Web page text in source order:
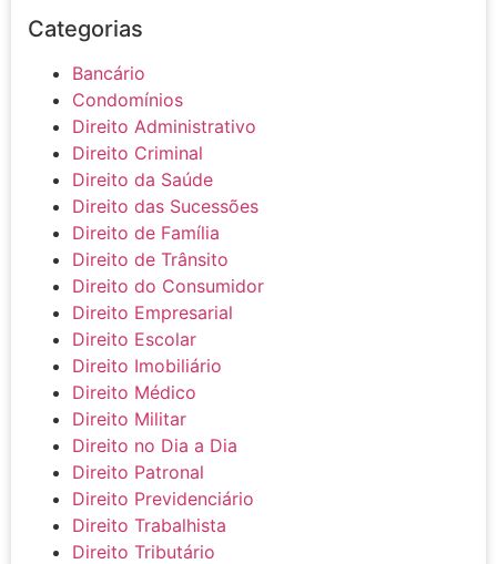
Categorias
Bancário
Condomínios
Direito Administrativo
Direito Criminal
Direito da Saúde
Direito das Sucessões
Direito de Família
Direito de Trânsito
Direito do Consumidor
Direito Empresarial
Direito Escolar
Direito Imobiliário
Direito Médico
Direito Militar
Direito no Dia a Dia
Direito Patronal
Direito Previdenciário
Direito Trabalhista
Direito Tributário